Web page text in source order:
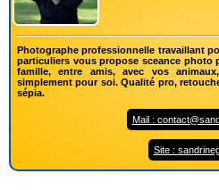
Photographe professionnelle travaillant
particuliers vous propose sceance photo
famille, entre amis, avec vos
simplement pour soi. Qualité pro,
sépia.
Mail :
Site :